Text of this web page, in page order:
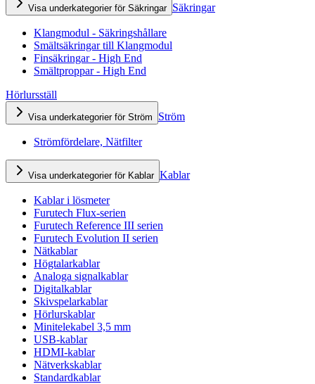
Visa underkategorier för Säkringar Säkringar
Klangmodul - Säkringshållare
Smältsäkringar till Klangmodul
Finsäkringar - High End
Smältproppar - High End
Hörlursställ
Visa underkategorier för Ström Ström
Strömfördelare, Nätfilter
Visa underkategorier för Kablar Kablar
Kablar i lösmeter
Furutech Flux-serien
Furutech Reference III serien
Furutech Evolution II serien
Nätkablar
Högtalarkablar
Analoga signalkablar
Digitalkablar
Skivspelarkablar
Hörlurskablar
Minitelekabel 3,5 mm
USB-kablar
HDMI-kablar
Nätverkskablar
Standardkablar